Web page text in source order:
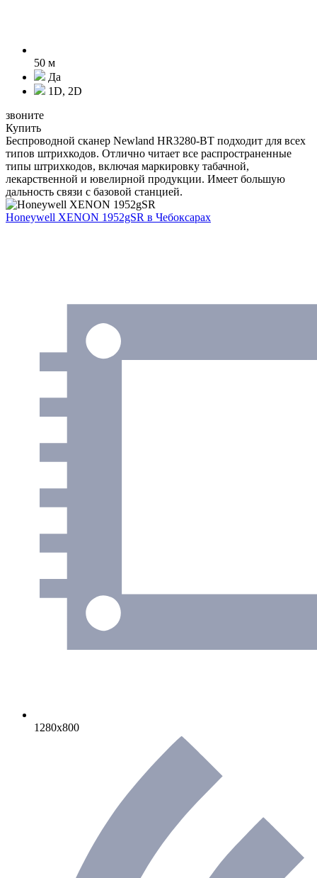
50 м
Да
1D, 2D
звоните
Купить
Беспроводной сканер Newland HR3280-BT подходит для всех
типов штрихкодов. Отлично читает все распространенные
типы штрихкодов, включая маркировку табачной,
лекарственной и ювелирной продукции. Имеет большую
дальность связи с базовой станцией.
Honeywell XENON 1952gSR в Чебоксарах
1280х800